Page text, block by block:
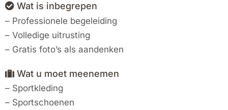
Wat is inbegrepen
– Professionele begeleiding
– Volledige uitrusting
– Gratis foto’s als aandenken
Wat u moet meenemen
– Sportkleding
– Sportschoenen